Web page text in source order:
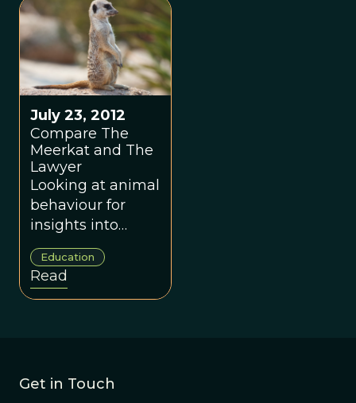
July 23, 2012
Compare The
Meerkat and The
Lawyer
Looking at animal
behaviour for
insights into
corporate life is
just another
example of silo
busting, a
Education
Read
Get in Touch